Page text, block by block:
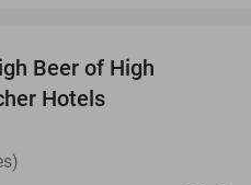
Beer of High
Hotels